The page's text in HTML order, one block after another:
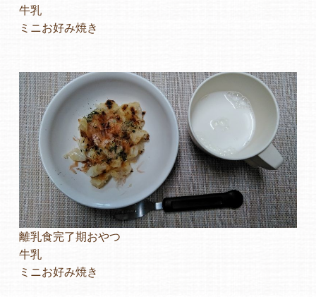
牛乳
ミニお好み焼き
離乳食完了期おやつ
牛乳
ミニお好み焼き